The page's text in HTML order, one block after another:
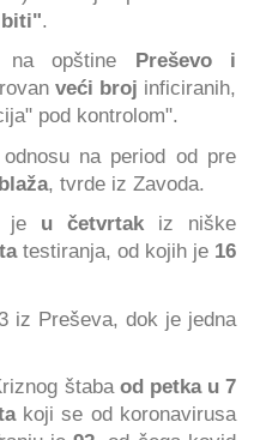
biti".
opštine Preševo i
veći broj inficiranih,
pod kontrolom".
na period od pre
, tvrde iz Zavoda.
je u četvrtak iz niške
testiranja, od kojih je 16
iz Preševa, dok je jedna
štaba od petka u 7
koji se od koronavirusa